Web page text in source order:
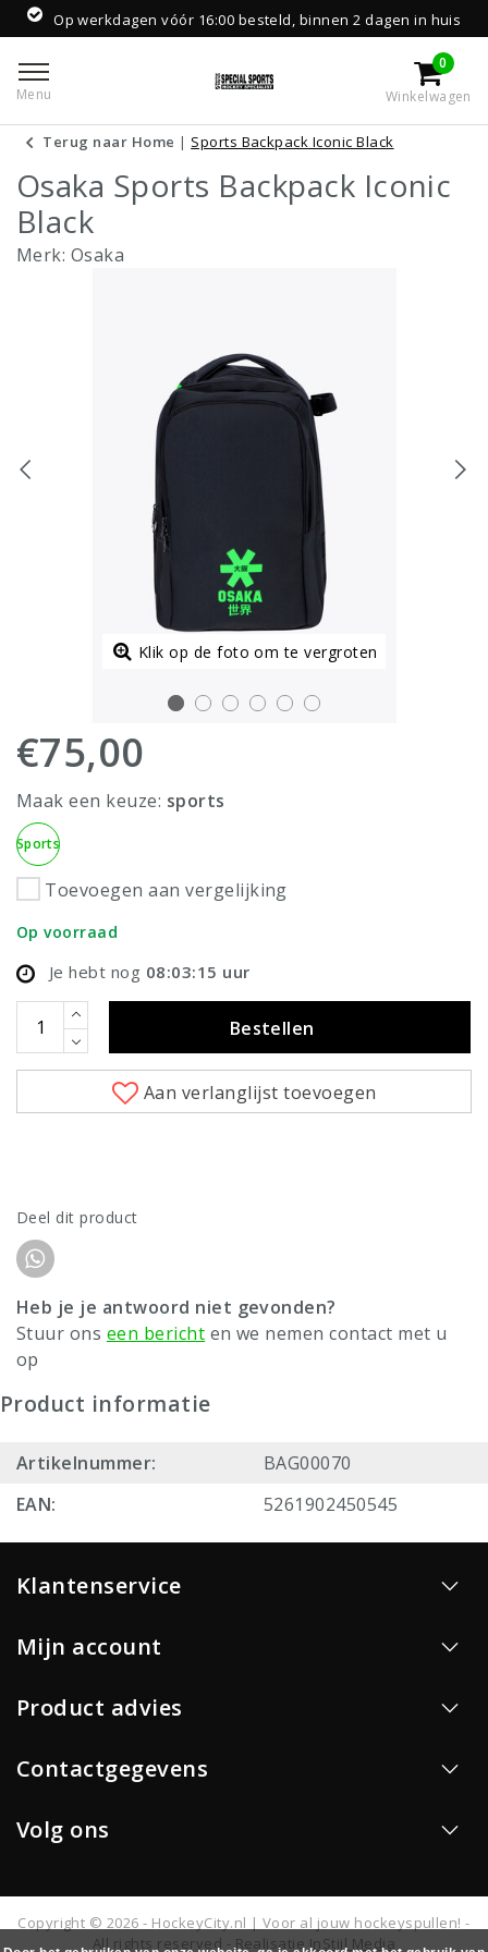
Op werkdagen vóór 16:00 besteld, binnen 2 dagen in huis
Menu
0
Winkelwagen
Terug naar Home | Sports Backpack Iconic Black
Osaka Sports Backpack Iconic
Black
Merk: Osaka
Klik op de foto om te vergroten
€75,00
Maak een keuze: sports
Sports
Toevoegen aan vergelijking
Op voorraad
Je hebt nog 08:03:15 uur
Bestellen
Aan verlanglijst toevoegen
Deel dit product
Heb je je antwoord niet gevonden?
Stuur ons een bericht en we nemen contact met u
op
Product informatie
Artikelnummer:
BAG00070
EAN:
5261902450545
Klantenservice
Mijn account
Product advies
Contactgegevens
Volg ons
Copyright © 2026 - HockeyCity.nl | Voor al jouw hockeyspullen! -
All rights reserved - Realisatie InStijl Media